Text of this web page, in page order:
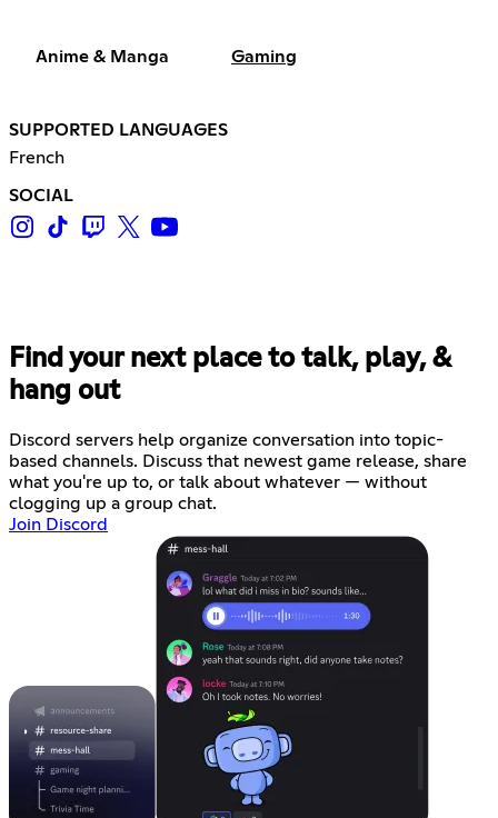
Anime & Manga Gaming
SUPPORTED LANGUAGES
French
SOCIAL
Find your next place to talk, play, &
hang out
Discord servers help organize conversation into topic-
based channels. Discuss that newest game release, share
what you're up to, or talk about whatever — without
clogging up a group chat.
Join Discord